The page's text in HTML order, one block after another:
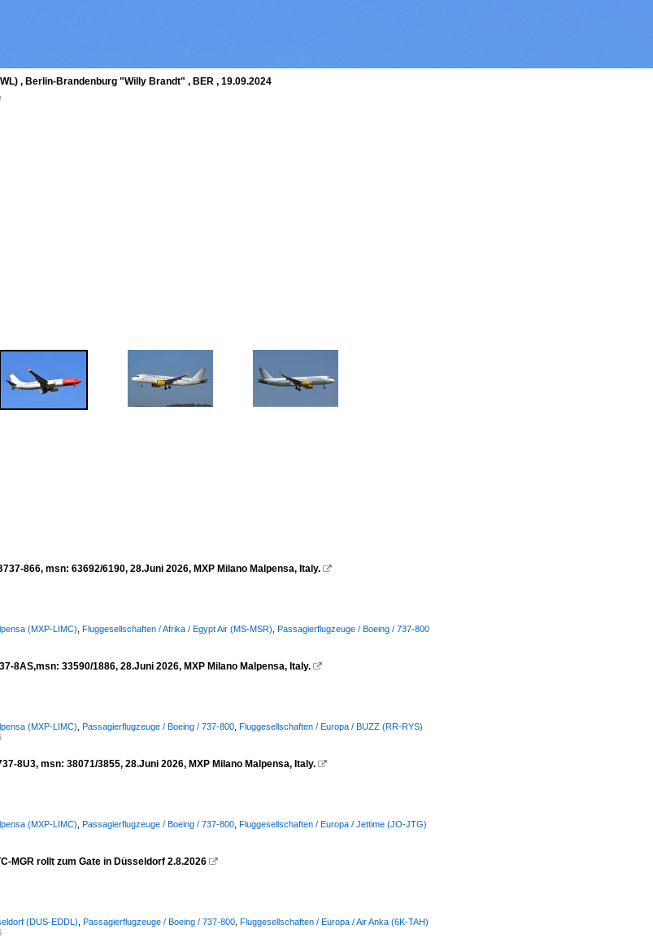
, Berlin-Brandenburg "Willy Brandt" , BER , 19.09.2024
866, msn: 63692/6190, 28.Juni 2026, MXP Milano Malpensa, Italy. 
(MXP-LIMC) Fluggesellschaften / Afrika / Egypt Air (MS-MSR) Passagierflugzeuge / Boeing / 737-800
8AS,msn: 33590/1886, 28.Juni 2026, MXP Milano Malpensa, Italy. 
(MXP-LIMC) Passagierflugzeuge / Boeing / 737-800 Fluggesellschaften / Europa / BUZZ (RR-RYS)
8U3, msn: 38071/3855, 28.Juni 2026, MXP Milano Malpensa, Italy. 
(MXP-LIMC) Passagierflugzeuge / Boeing / 737-800 Fluggesellschaften / Europa / Jettime (JO-JTG)
MGR rollt zum Gate in Düsseldorf 2.8.2026 
(DUS-EDDL) Passagierflugzeuge / Boeing / 737-800 Fluggesellschaften / Europa / Air Anka (6K-TAH)